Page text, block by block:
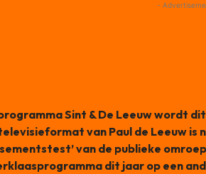
-
Sint & De Leeuw wordt
van Paul de Leeuw is
van de publieke
dit jaar op een